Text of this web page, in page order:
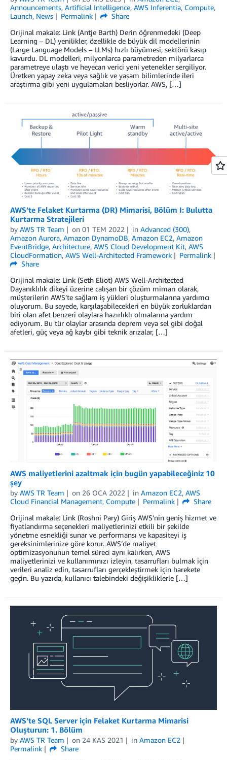
Announcements, Artificial Intelligence, AWS Inferentia, Compute,
Launch, News Permalink
Share
Orijinal makale: Link (Antje Barth) Derin öğrenmedeki (Deep
Learning – DL) yenilikler, özellikle de büyük dil modellerinin
(Large Language Models – LLMs) hızlı büyümesi, sektörü kasıp
kavurdu. DL modelleri, milyonlarca parametreden milyarlarca
parametreye ulaştı ve heyecan verici yeni yetenekler sergiliyor.
Üretken yapay zeka veya sağlık ve yaşam bilimlerinde ileri
araştırma gibi yeni uygulamaları besliyorlar. AWS, […]
AWS’te Felaket Kurtarma (DR) Mimarisi, Bölüm I: Bulutta
Kurtarma Stratejileri
by AWS TR Team on 01 TEM 2022 in Advanced (300),
Amazon Aurora, Amazon DynamoDB, Amazon EC2, Amazon
EventBridge, Architecture, AWS Cloud Development Kit, AWS
CloudFormation, AWS Well-Architected Framework
Permalink
Share
Orijinal makale: Link (Seth Eliot) AWS Well-Architected
Dayanıklılık dikeyi üzerine calışan bir çözüm mimarı olarak,
müşterilerin AWS’te sağlam iş yükleri oluşturmalarına yardımcı
oluyorum. Bu sayede, karşılaşabilecekleri en büyük zorluklardan
biri olan afet benzeri olaylara hazırlıklı olmalarına yardım
ediyorum. Bu tür olaylar arasında deprem veya sel gibi doğal
afetleri, güç veya ağ kaybı gibi teknik arızalar, […]
AWS maliyetlerini azaltmak için bugün yapabileceğiniz 10
şey
by AWS TR Team on 26 OCA 2022 in Amazon EC2, AWS
Cloud Financial Management, Compute Permalink
Share
Orijinal makale: Link (Roshni Pary) Giriş AWS’nin geniş hizmet ve
fiyatlandırma seçenekleri maliyetlerinizi etkili bir şekilde
yönetme esnekliği sunar ve performansı ve kapasiteyi iş
gereksinimlerinize göre korur. AWS’de maliyet
optimizasyonunun temel süreci aynı kalırken, AWS
maliyetlerinizi ve kullanımınızı izleyin, tasarrufları bulmak için
verileri analiz edin, tasarrufları gerçekleştirmek için harekete
geçin. Bu yazıda, kullanıcı talebindeki değişikliklerle […]
AWS’te SQL Server için Felaket Kurtarma Mimarisi
Oluşturun: 1. Bölüm
by AWS TR Team on 24 KAS 2021 in Amazon EC2
Permalink
Share